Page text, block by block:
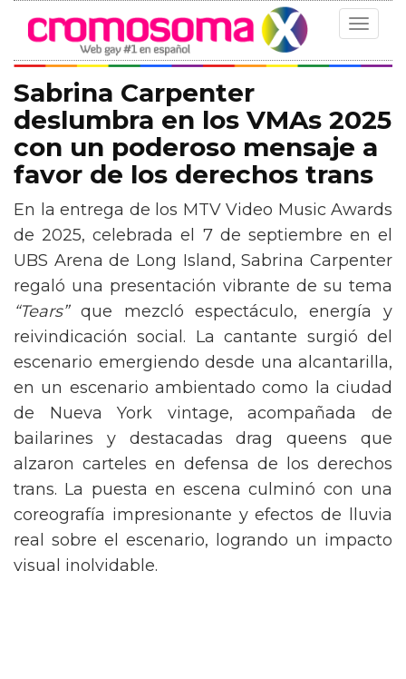
Toggle
Sabrina Carpenter
deslumbra en los VMAs 2025
con un poderoso mensaje a
favor de los derechos trans
En la entrega de los MTV Video Music Awards
de 2025, celebrada el 7 de septiembre en el
UBS Arena de Long Island, Sabrina Carpenter
regaló una presentación vibrante de su tema
“Tears”que mezcló espectáculo, energía y
reivindicación social. La cantante surgió del
escenario emergiendo desde una alcantarilla,
en un escenario ambientado como la ciudad
de Nueva York vintage, acompañada de
bailarines y destacadas drag queens que
alzaron carteles en defensa de los derechos
trans. La puesta en escena culminó con una
coreografía impresionante y efectos de lluvia
real sobre el escenario, logrando un impacto
visual inolvidable.